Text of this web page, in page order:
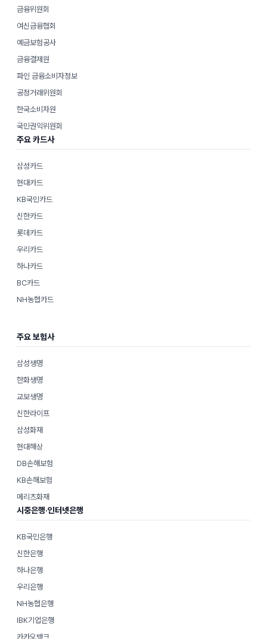
금융위원회
여신금융협회
예금보험공사
금융결제원
파인 금융소비자정보
공정거래위원회
한국소비자원
국민권익위원회
주요 카드사
삼성카드
현대카드
KB국민카드
신한카드
롯데카드
우리카드
하나카드
BC카드
NH농협카드
주요 보험사
삼성생명
한화생명
교보생명
신한라이프
삼성화재
현대해상
DB손해보험
KB손해보험
메리츠화재
시중은행·인터넷은행
KB국민은행
신한은행
하나은행
우리은행
NH농협은행
IBK기업은행
카카오뱅크